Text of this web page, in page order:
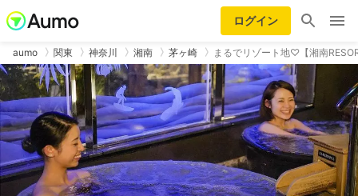
ログイン
aumo 関東 神奈川 湘南 茅ヶ崎 まるでリゾート地♡【湘南